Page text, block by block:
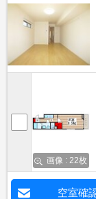
画像 : 22枚
空室確